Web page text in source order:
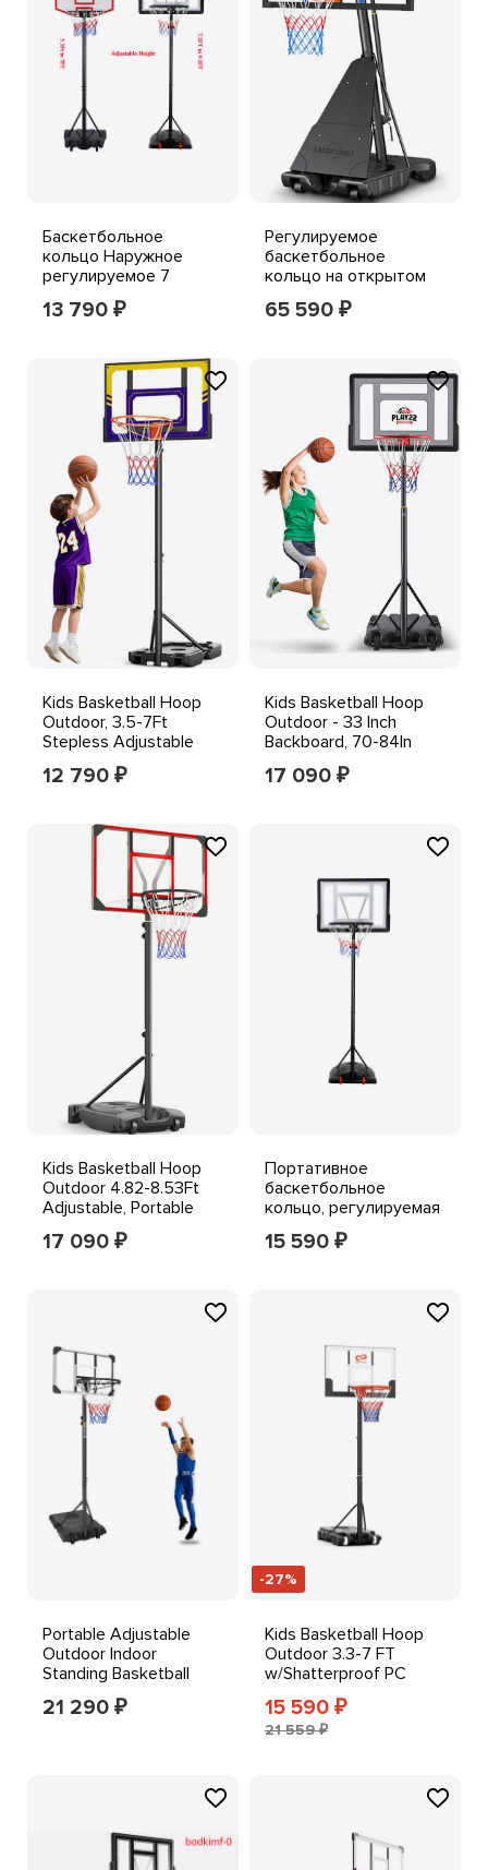
Баскетбольное
кольцо Наружное
регулируемое 7
Футов/9 ФУТОВ
Портативные
ворота стоят для
13 790 ₽
Регулируемое
баскетбольное
кольцо на открытом
воздухе 10 футов с
44/48-дюймовой
65 590 ₽
Kids Basketball Hoop
Outdoor, 3.5-7Ft
Stepless Adjustable
Height, Portable Baske
12 790 ₽
Kids Basketball Hoop
Outdoor - 33 Inch
Backboard, 70-84In
Adjustable Height, Por
17 090 ₽
Kids Basketball Hoop
Outdoor 4.82-8.53Ft
Adjustable, Portable
Basketball Hoops &
17 090 ₽
Портативное
баскетбольное
кольцо, регулируемая
система ворот для
улицы, с колесами из
15 590 ₽
Portable Adjustable
Outdoor Indoor
Standing Basketball
Hoop Goal System
21 290 ₽
-27%
Kids Basketball Hoop
Outdoor 3.3-7 FT
w/Shatterproof PC
Backboard Fillable Base
15 590 ₽
21 559 ₽